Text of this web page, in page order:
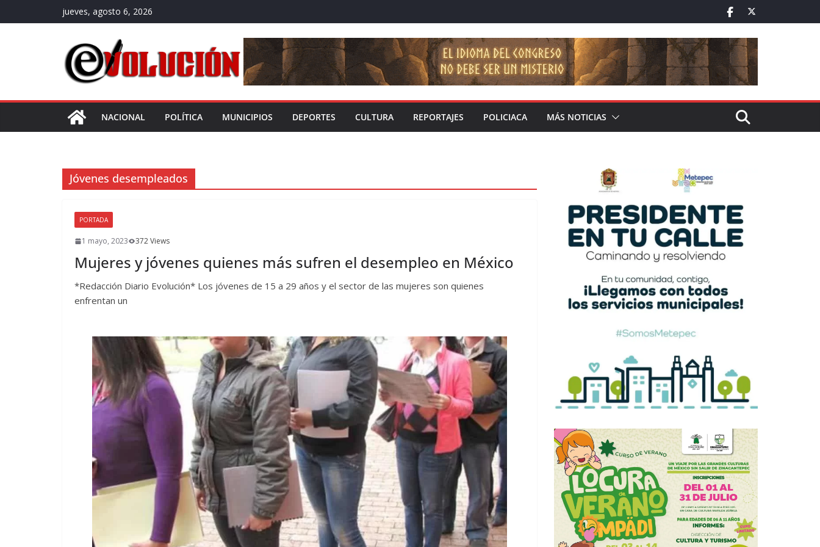
al
jueves, agosto 6, 2026
NACIONAL POLÍTICA MUNICIPIOS DEPORTES CULTURA REPORTAJES POLICIACA MÁS NOTICIAS
Jóvenes desempleados
PORTADA
1 mayo, 2023 372 Views
Mujeres y jóvenes quienes más sufren el desempleo en México
*Redacción Diario Evolución* Los jóvenes de 15 a 29 años y el sector de las mujeres son quienes
enfrentan un